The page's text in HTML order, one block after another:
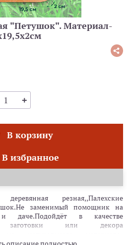
"Петушок". Материал-
В корзину
В избранное
резная,,Палехские
заменимый помощник на
даче.Подойдёт в качестве
заготовки или декора
гравировальном станке.Размер